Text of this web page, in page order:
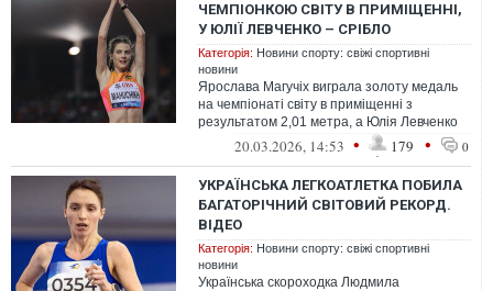
ЧЕМПІОНКОЮ СВІТУ В ПРИМІЩЕННІ,
У ЮЛІЇ ЛЕВЧЕНКО – СРІБЛО
Категорія: Новини спорту: свіжі спортивні
новини
Ярослава Магучіх виграла золоту медаль
на чемпіонаті світу в приміщенні з
результатом 2,01 метра, а Юлія Левченко
здобула срібло, взявши висоту 1,99 м...
20.03.2026, 14:53 • 179 • 0
УКРАЇНСЬКА ЛЕГКОАТЛЕТКА ПОБИЛА
БАГАТОРІЧНИЙ СВІТОВИЙ РЕКОРД.
ВІДЕО
Категорія: Новини спорту: свіжі спортивні
новини
Українська скороходка Людмила